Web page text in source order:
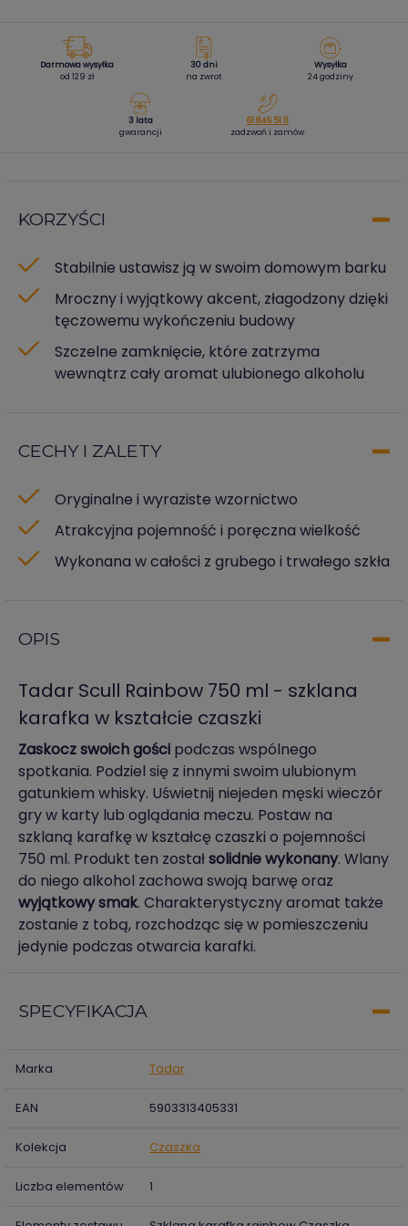
Darmowa wysyłka
od 129 zł
30 dni
na zwrot
Wysyłka
24 godziny
3 lata
gwarancji
61 846 51 11
zadzwoń i zamów
KORZYŚCI
Stabilnie ustawisz ją w swoim domowym barku
Mroczny i wyjątkowy akcent, złagodzony dzięki
tęczowemu wykończeniu budowy
Szczelne zamknięcie, które zatrzyma
wewnątrz cały aromat ulubionego alkoholu
CECHY I ZALETY
Oryginalne i wyraziste wzornictwo
Atrakcyjna pojemność i poręczna wielkość
Wykonana w całości z grubego i trwałego szkła
OPIS
Tadar Scull Rainbow 750 ml - szklana
karafka w kształcie czaszki
Zaskocz swoich gości podczas wspólnego
spotkania. Podziel się z innymi swoim ulubionym
gatunkiem whisky. Uświetnij niejeden męski wieczór
gry w karty lub oglądania meczu. Postaw na
szklaną karafkę w kształcę czaszki o pojemności
750 ml. Produkt ten zostałsolidnie wykonany. Wlany
do niego alkohol zachowa swoją barwę oraz
wyjątkowy smak. Charakterystyczny aromat także
zostanie z tobą, rozchodząc się w pomieszczeniu
jedynie podczas otwarcia karafki.
SPECYFIKACJA
Marka Tadar
EAN 5903313405331
Kolekcja Czaszka
Liczba elementów 1